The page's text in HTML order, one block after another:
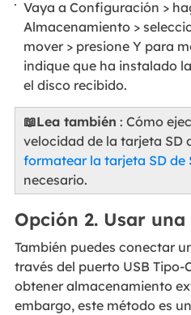
Vaya a Configuración >
Almacenamiento >
mover > presione Y para
indique que ha instalado
el disco recibido.
📖Lea también : Cómo
velocidad de la tarjeta SD
formatear la tarjeta SD de
necesario.
Opción 2. Usar
También puedes conectar
través del puerto USB Tipo-
obtener almacenamiento
embargo, este método es